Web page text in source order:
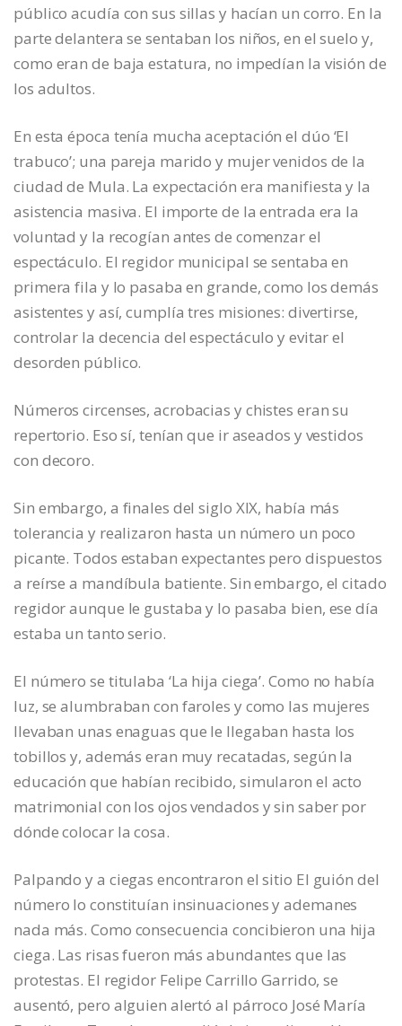
público acudía con sus sillas y hacían un corro. En la
parte delantera se sentaban los niños, en el suelo y,
como eran de baja estatura, no impedían la visión de
los adultos.
En esta época tenía mucha aceptación el dúo ‘El
trabuco’; una pareja marido y mujer venidos de la
ciudad de Mula. La expectación era manifiesta y la
asistencia masiva. El importe de la entrada era la
voluntad y la recogían antes de comenzar el
espectáculo. El regidor municipal se sentaba en
primera fila y lo pasaba en grande, como los demás
asistentes y así, cumplía tres misiones: divertirse,
controlar la decencia del espectáculo y evitar el
desorden público.
Números circenses, acrobacias y chistes eran su
repertorio. Eso sí, tenían que ir aseados y vestidos
con decoro.
Sin embargo, a finales del siglo XIX, había más
tolerancia y realizaron hasta un número un poco
picante. Todos estaban expectantes pero dispuestos
a reírse a mandíbula batiente. Sin embargo, el citado
regidor aunque le gustaba y lo pasaba bien, ese día
estaba un tanto serio.
El número se titulaba ‘La hija ciega’. Como no había
luz, se alumbraban con faroles y como las mujeres
llevaban unas enaguas que le llegaban hasta los
tobillos y, además eran muy recatadas, según la
educación que habían recibido, simularon el acto
matrimonial con los ojos vendados y sin saber por
dónde colocar la cosa.
Palpando y a ciegas encontraron el sitio El guión del
número lo constituían insinuaciones y ademanes
nada más. Como consecuencia concibieron una hija
ciega. Las risas fueron más abundantes que las
protestas. El regidor Felipe Carrillo Garrido, se
ausentó, pero alguien alertó al párroco José María